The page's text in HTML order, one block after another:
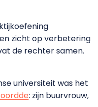
zicht op verbetering
de rechter samen.
universiteit was het
: zijn buurvrouw,